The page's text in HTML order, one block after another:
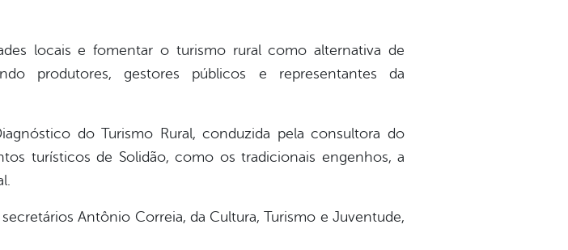
locais e fomentar o turismo rural como alternativa de
produtores, gestores públicos e representantes da
do Turismo Rural, conduzida pela consultora do
turísticos de Solidão, como os tradicionais engenhos, a
Antônio Correia, da Cultura, Turismo e Juventude,